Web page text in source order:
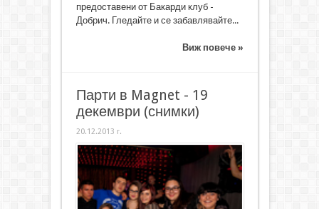
предоставени от Бакарди клуб -
Добрич. Гледайте и се забавлявайте...
Виж повече »
Парти в Magnet - 19
декември (снимки)
20.12.2013 г.